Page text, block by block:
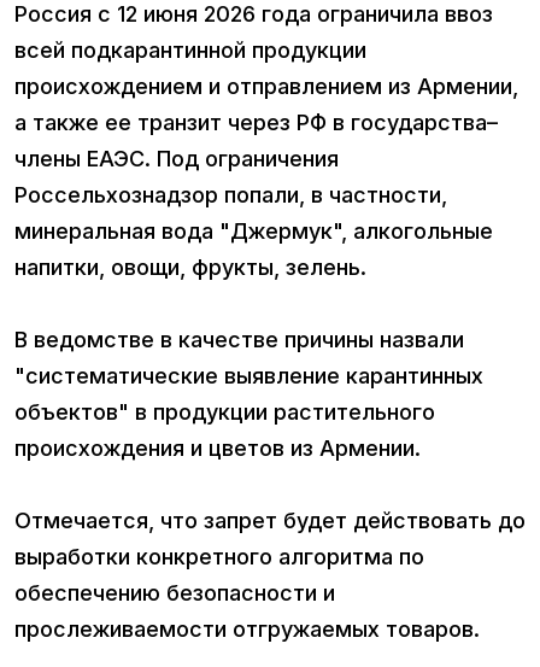
Россия с 12 июня 2026 года ограничила ввоз
всей подкарантинной продукции
происхождением и отправлением из Армении,
а также ее транзит через РФ в государства–
члены ЕАЭС. Под ограничения
Россельхознадзор попали, в частности,
минеральная вода "Джермук", алкогольные
напитки, овощи, фрукты, зелень.
В ведомстве в качестве причины назвали
"систематические выявление карантинных
объектов" в продукции растительного
происхождения и цветов из Армении.
Отмечается, что запрет будет действовать до
выработки конкретного алгоритма по
обеспечению безопасности и
прослеживаемости отгружаемых товаров.